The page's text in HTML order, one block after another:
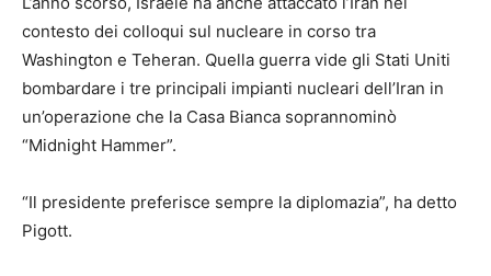
contesto dei colloqui sul nucleare in corso tra
Washington e Teheran. Quella guerra vide gli Stati Uniti
bombardare i tre principali impianti nucleari dell’Iran in
un’operazione che la Casa Bianca soprannominò
“Midnight Hammer”.
“Il presidente preferisce sempre la diplomazia”, ​​ha detto
Pigott.